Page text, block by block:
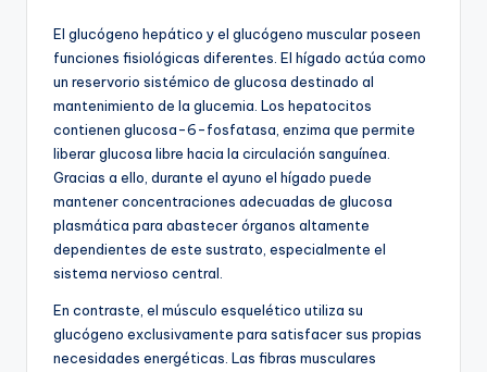
El glucógeno hepático y el glucógeno muscular poseen
funciones fisiológicas diferentes. El hígado actúa como
un reservorio sistémico de glucosa destinado al
mantenimiento de la glucemia. Los hepatocitos
contienen glucosa-6-fosfatasa, enzima que permite
liberar glucosa libre hacia la circulación sanguínea.
Gracias a ello, durante el ayuno el hígado puede
mantener concentraciones adecuadas de glucosa
plasmática para abastecer órganos altamente
dependientes de este sustrato, especialmente el
sistema nervioso central.
En contraste, el músculo esquelético utiliza su
glucógeno exclusivamente para satisfacer sus propias
necesidades energéticas. Las fibras musculares